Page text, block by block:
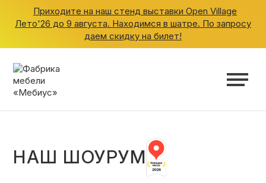
Приходите на наш стенд выставки Open Village
Лето'26 до 9 августа. Находимся в шатре. По запросу
даем скидку на билет!
НАШ ШОУРУМ
ШКАФЫ
КУХНИ